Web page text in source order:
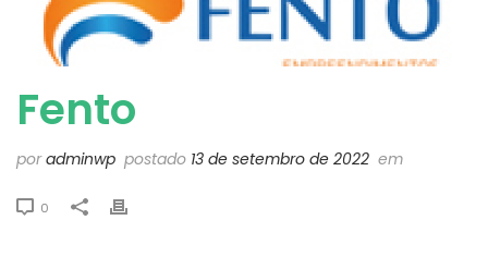
Fento
poradminwp postado 13 de setembro de 2022 em
0